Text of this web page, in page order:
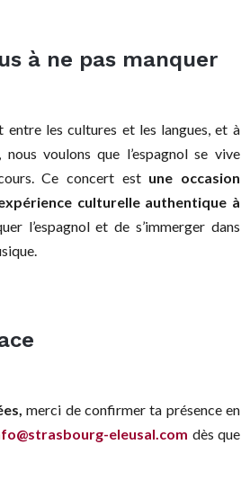
à ne pas manquer
entre les cultures et les langues, et à
nous voulons que l’espagnol se vive
Ce concert est une occasion
culturelle authentique à
l’espagnol et de s’immerger dans
merci de confirmer ta présence en
eleusal.com dès que